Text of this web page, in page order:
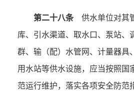
第二十八条供水单位对其
库、引水渠道、取水口、泵站、
群、输（配）水管网、计量器具
用水站等供水设施，应当按照国
范运行维护，落实各项安全防范